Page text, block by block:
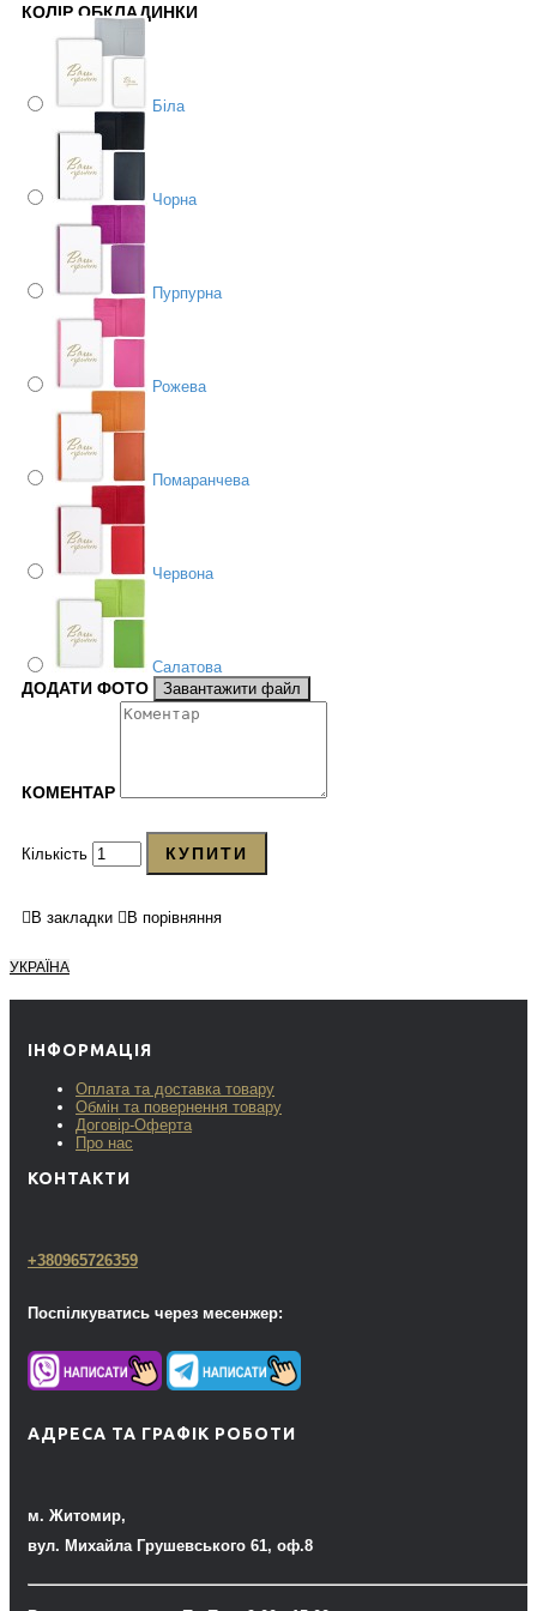
КОЛІР ОБКЛАДИНКИ
Біла
Чорна
Пурпурна
Рожева
Помаранчева
Червона
Салатова
ДОДАТИ ФОТО Завантажити файл
КОМЕНТАР
Кількість КУПИТИ
В закладки В порівняння
УКРАЇНА
ІНФОРМАЦІЯ
Оплата та доставка товару
Обмін та повернення товару
Договір-Оферта
Про нас
КОНТАКТИ
+380965726359
Поспілкуватись через месенжер:
АДРЕСА ТА ГРАФІК РОБОТИ
м. Житомир,
вул. Михайла Грушевського 61, оф.8